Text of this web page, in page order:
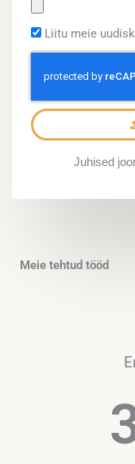
Liitu meie
Juhised
Meie tehtud tööd